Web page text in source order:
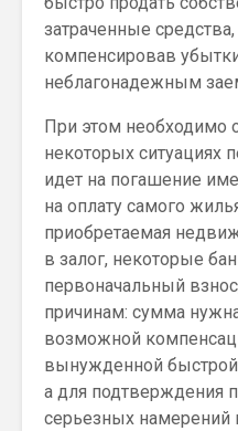
затраченные
компенсировав
неблагонадежным
При этом необходимо
некоторых ситуациях
идет на погашение
на оплату самого
приобретаемая
в залог, некоторые
первоначальный
причинам: сумма
возможной
вынужденной
а для подтверждения
серьезных намерений